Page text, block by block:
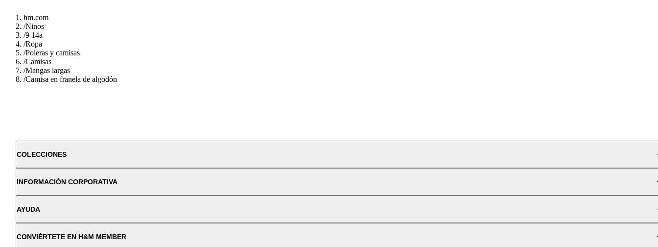
hm.com
/Ninos
/9 14a
/Ropa
/Poleras y camisas
/Camisas
/Mangas largas
/Camisa en franela de algodón
COLECCIONES
INFORMACIÓN CORPORATIVA
AYUDA
CONVIÉRTETE EN H&M MEMBER